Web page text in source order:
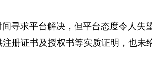
求平台解决，但平台态度令人失
册证书及授权书等实质证明，也未